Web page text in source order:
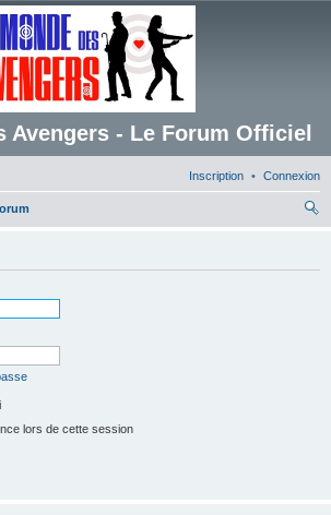
Avengers - Le Forum Officiel
Connexion
Inscription
lors de cette session